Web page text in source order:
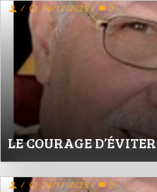
LE COURAGE
/ 04/12/2025 / 0
/ 24/11/2025 / 0